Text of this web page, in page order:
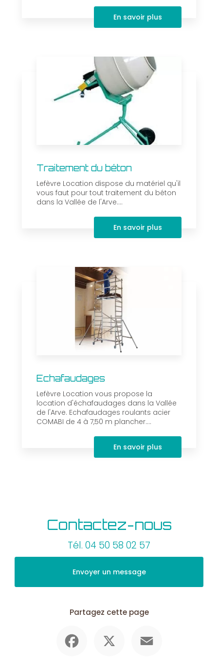
En savoir plus
Traitement du béton
Lefèvre Location dispose du matériel qu'il
vous faut pour tout traitement du béton
dans la Vallée de l'Arve....
En savoir plus
Echafaudages
Lefèvre Location vous propose la
location d'échafaudages dans la Vallée
de l'Arve. Echafaudages roulants acier
COMABI de 4 à 7,50 m plancher....
En savoir plus
Contactez-nous
Tél. 04 50 58 02 57
Envoyer un message
Partagez cette page